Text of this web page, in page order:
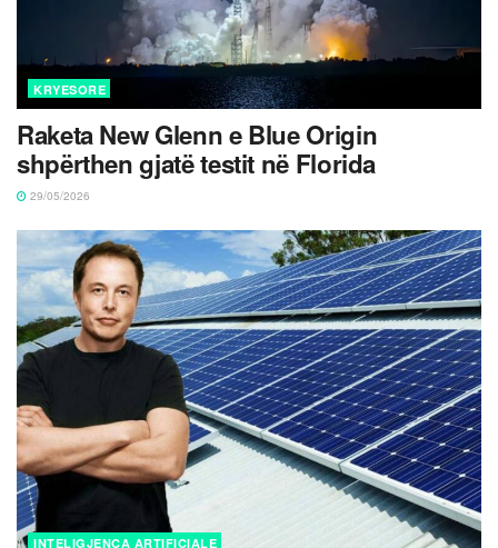
KRYESORE
Raketa New Glenn e Blue Origin
shpërthen gjatë testit në Florida
29/05/2026
INTELIGJENCA ARTIFICIALE